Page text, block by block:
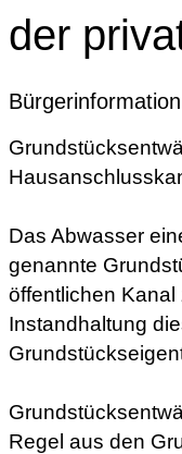
der
Das Abwasser
genannte
öffentlichen
Instandhaltung
Regel aus den